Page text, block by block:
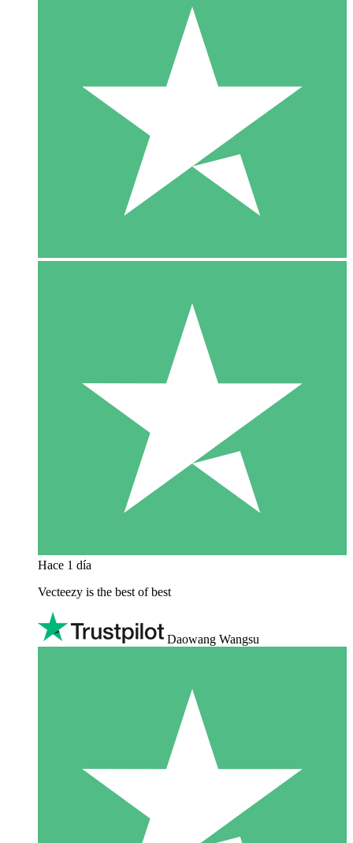
Hace 1 día
Vecteezy is the best of best
Daowang Wangsu